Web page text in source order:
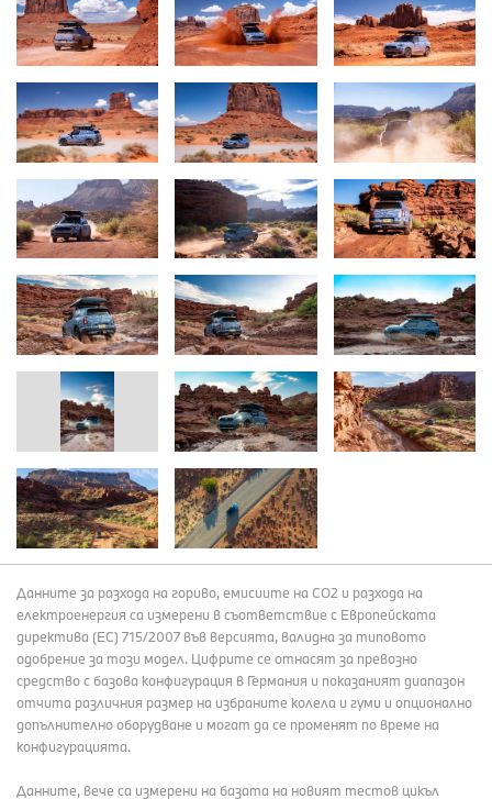
Данните за разхода на гориво, емисиите на СО2 и разхода на
електроенергия са измерени в съответствие с Европейската
директива (EC) 715/2007 във версията, валидна за типовото
одобрение за този модел. Цифрите се отнасят за превозно
средство с базова конфигурация в Германия и показаният диапазон
отчита различния размер на избраните колела и гуми и опционално
допълнително оборудване и могат да се променят по време на
конфигурацията.
Данните, вече са измерени на базата на новият тестов цикъл